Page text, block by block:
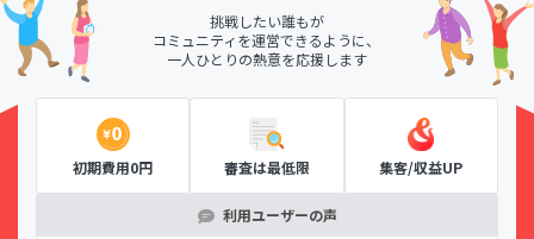
挑戦したい誰もが
コミュニティを運営できるように、
一人ひとりの熱意を応援します
初期費用0円 審査は最低限 集客/収益UP
利用ユーザーの声